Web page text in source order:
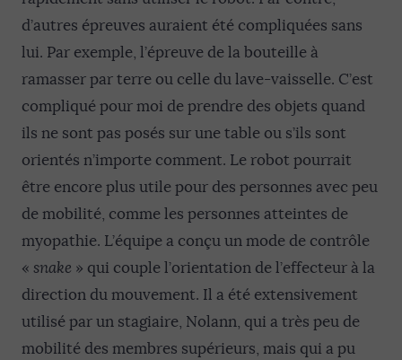
d’autres épreuves auraient été compliquées sans
lui. Par exemple, l’épreuve de la bouteille à
ramasser par terre ou celle du lave-vaisselle. C’est
compliqué pour moi de prendre des objets quand
ils ne sont pas posés sur une table ou s’ils sont
orientés n’importe comment. Le robot pourrait
être encore plus utile pour des personnes avec peu
de mobilité, comme les personnes atteintes de
myopathie. L’équipe a conçu un mode de contrôle
« snake » qui couple l’orientation de l’effecteur à la
direction du mouvement. Il a été extensivement
utilisé par un stagiaire, Nolann, qui a très peu de
mobilité des membres supérieurs, mais qui a pu